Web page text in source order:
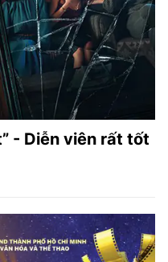
- Diễn viên rất tốt